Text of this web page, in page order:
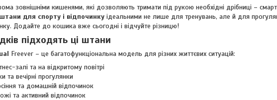
зовнішніми кишенями, які дозволяють тримати під рукою необхідні дрібниці –
штани для спорту і відпочинку ідеальними не лише для тренувань, але й для
Додайте до кошика вже сьогодні і відчуйте різницю!
підходять ці штани
Freever – це багатофункціональна модель для різних життєвих ситуацій:
залі та на відкритому повітрі
та вечірні прогулянки
та домашній відпочинок
та активний відпочинок